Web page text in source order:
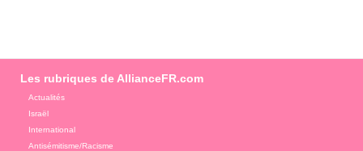
Les rubriques de AllianceFR.com
Actualités
Israël
International
Antisémitisme/Racisme